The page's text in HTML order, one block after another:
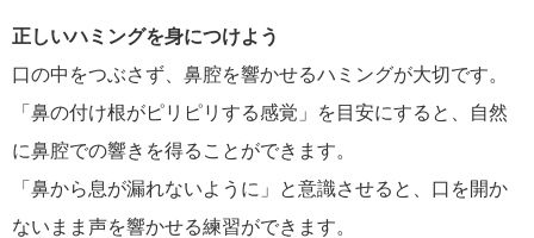
正しいハミングを身につけよう
口の中をつぶさず、鼻腔を響かせるハミングが大切です。
「鼻の付け根がピリピリする感覚」を目安にすると、自然
に鼻腔での響きを得ることができます。
「鼻から息が漏れないように」と意識させると、口を開か
ないまま声を響かせる練習ができます。